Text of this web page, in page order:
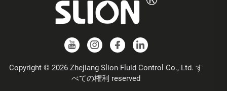
Copyright © 2026 Zhejiang Slion Fluid Control Co., Ltd. す
べての権利 reserved